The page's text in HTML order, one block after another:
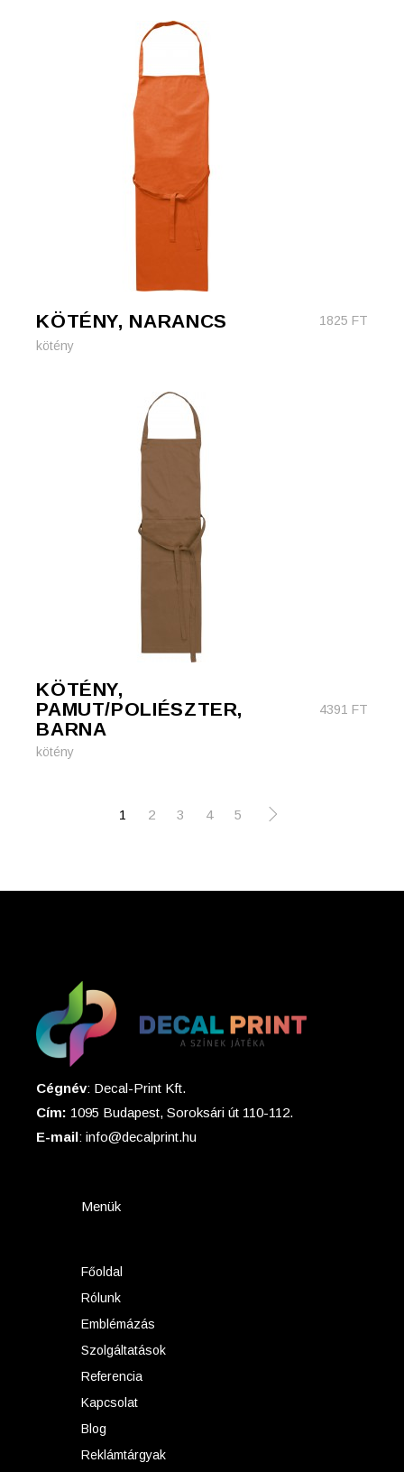
KÖTÉNY, NARANCS 1825 FT
kötény
KÖTÉNY,
PAMUT/POLIÉSZTER,
BARNA
4391 FT
kötény
1 2 3 4 5
Cégnév: Decal-Print Kft.
Cím: 1095 Budapest, Soroksári út 110-112.
E-mail : info@decalprint.hu
Menük
Főoldal
Rólunk
Emblémázás
Szolgáltatások
Referencia
Kapcsolat
Blog
Reklámtárgyak